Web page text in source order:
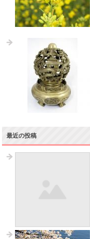
最近の投稿